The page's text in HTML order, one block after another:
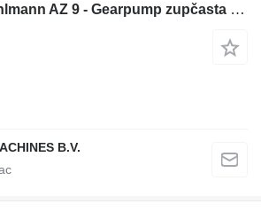
Kracht KP2/28 - Ahlmann AZ 9 - Gearpump zupčasta pumpa za prednjeg utovarivača
B.V.